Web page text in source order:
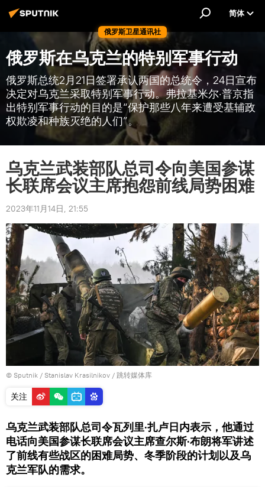
俄罗斯卫星通讯社
简体
俄罗斯在乌克兰的特别军事行动
俄罗斯总统2月21日签署承认两国的总统令，24日宣布
决定对乌克兰采取特别军事行动。弗拉基米尔·普京指
出特别军事行动的目的是“保护那些八年来遭受基辅政
权欺凌和种族灭绝的人们”。
乌克兰武装部队总司令向美国参谋
长联席会议主席抱怨前线局势困难
2023年11月14日, 21:55
© Sputnik / Stanislav Krasilnikov / 跳转媒体库
关注
乌克兰武装部队总司令瓦列里·扎卢日内表示，他通过
电话向美国参谋长联席会议主席查尔斯·布朗将军讲述
了前线有些战区的困难局势、冬季阶段的计划以及乌
克兰军队的需求。